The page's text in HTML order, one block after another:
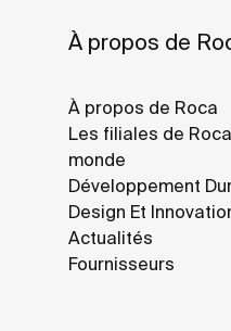
À propos de
À propos de Roca
Les filiales de
monde
Développement
Design Et
Actualités
Fournisseurs